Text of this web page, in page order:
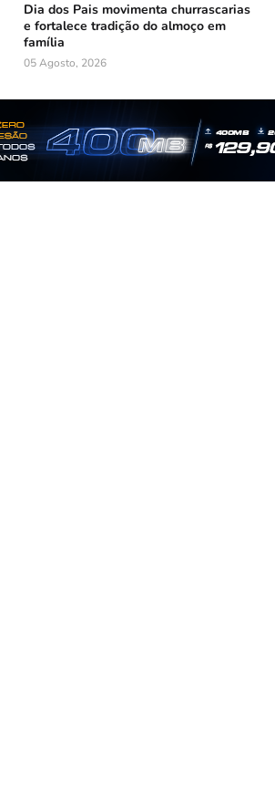
Dia dos Pais movimenta churrascarias
e fortalece tradição do almoço em
família
05 Agosto, 2026